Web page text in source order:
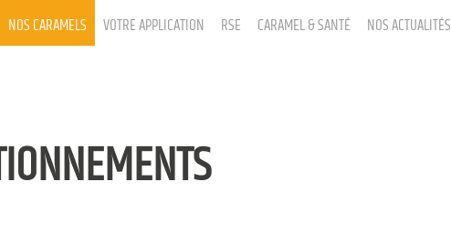
NOS CARAMELS VOTRE APPLICATION RSE CARAMEL & SANTÉ NOS ACTUALITÉS